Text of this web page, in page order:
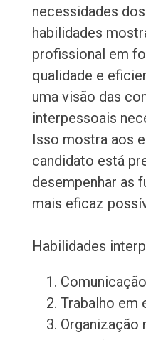
necessidades
habilidades
profissional em
qualidade e
uma visão das
interpessoais
Isso mostra aos
candidato está
desempenhar as
mais eficaz
Habilidades
Trabalho em
Organização